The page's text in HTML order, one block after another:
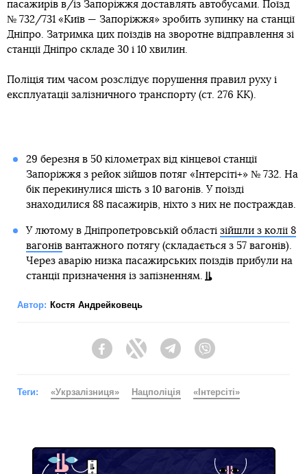
пасажирів в/із Запоріжжя доставлять автобусами. Поїзд
№ 732/731 «Київ — Запоріжжя» зробить зупинку на станції
Дніпро. Затримка цих поїздів на зворотне відправлення зі
станції Дніпро складе 30 і 10 хвилин.
Поліція тим часом розслідує порушення правил руху і
експлуатації залізничного транспорту (ст. 276 КК).
29 березня в 50 кілометрах від кінцевої станції
Запоріжжя з рейок зійшов потяг «Інтерсіті+» № 732. На
бік перекинулися шість з 10 вагонів. У поїзді
знаходилися 88 пасажирів, ніхто з них не постраждав.
У лютому в Дніпропетровській області зійшли з колії 8
вагоніввантажного потягу (складається з 57 вагонів).
Через аварію низка пасажирських поїздів прибули на
станції призначення із запізненням.
Автор: Костя Андрейковець
FacebookTwitter Telegram
Теги: «Укрзалізниця» Нацполіція «Інтерсіті»